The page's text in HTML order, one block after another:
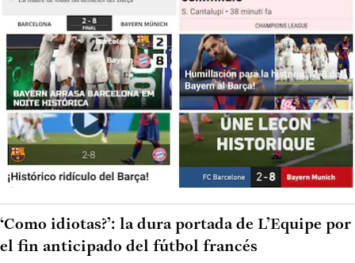
‘Como idiotas?’: la dura portada de L’Equipe por
el fin anticipado del fútbol francés